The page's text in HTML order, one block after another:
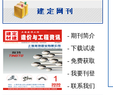
火灾自动报警系统
空调设备
安全防范 [采购中]
电线电缆 [采购中]
消防泵 [采购中]
供水设备 [采购中]
电线电缆 [采购中]
玻璃幕墙 [采购中]
- 期刊简介
- 下载试读
- 免费获取
- 我要刊登
- 联系我们